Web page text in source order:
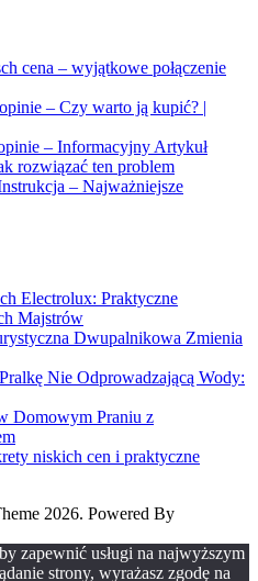
cena – wyjątkowe połączenie
– Czy warto ją kupić? |
– Informacyjny Artykuł
rozwiązać ten problem
– Najważniejsze
Electrolux: Praktyczne
Majstrów
Dwupalnikowa Zmienia
Nie Odprowadzającą Wody:
Domowym Praniu z
niskich cen i praktyczne
2026. Powered By
zapewnić usługi na najwyższym
strony, wyrażasz zgodę na